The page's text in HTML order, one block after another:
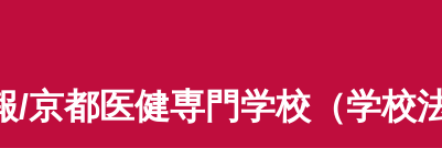
/京都医健専門学校（学